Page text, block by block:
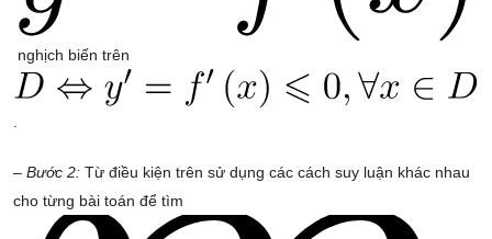
nghịch biến trên
.
– Bước 2: Từ điều kiện trên sử dụng các cách suy luận khác nhau
cho từng bài toán để tìm